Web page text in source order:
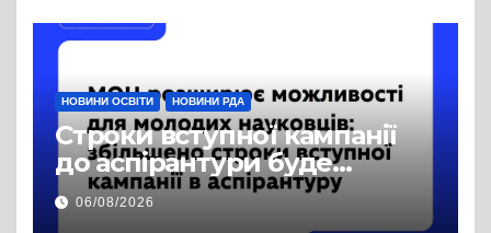
НОВИНИ ОСВІТИ НОВИНИ РДА
Строки вступної кампанії
до аспірантури буде
продовжено
06/08/2026